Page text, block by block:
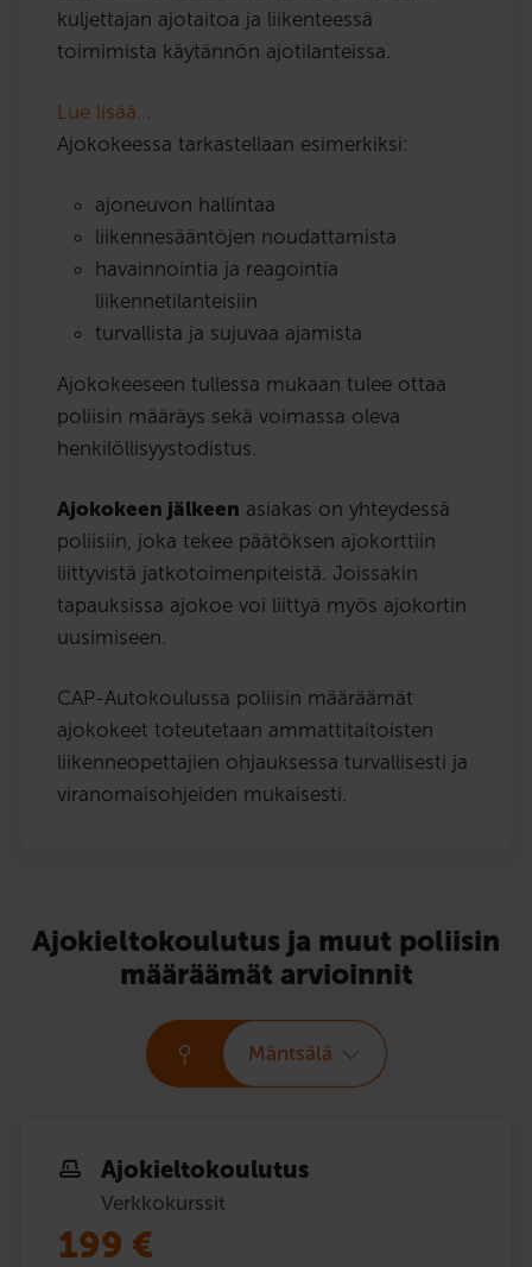
kuljettajan ajotaitoa ja liikenteessä
toimimista käytännön ajotilanteissa.
Lue lisää…
Ajokokeessa tarkastellaan esimerkiksi:
ajoneuvon hallintaa
liikennesääntöjen noudattamista
havainnointia ja reagointia
liikennetilanteisiin
turvallista ja sujuvaa ajamista
Ajokokeeseen tullessa mukaan tulee ottaa
poliisin määräys sekä voimassa oleva
henkilöllisyystodistus.
Ajokokeen jälkeen asiakas on yhteydessä
poliisiin, joka tekee päätöksen ajokorttiin
liittyvistä jatkotoimenpiteistä. Joissakin
tapauksissa ajokoe voi liittyä myös ajokortin
uusimiseen.
CAP-Autokoulussa poliisin määräämät
ajokokeet toteutetaan ammattitaitoisten
liikenneopettajien ohjauksessa turvallisesti ja
viranomaisohjeiden mukaisesti.
Ajokieltokoulutus ja muut poliisin
määräämät arvioinnit
Mäntsälä
Ajokielto­koulutus
Verkkokurssit
199 €